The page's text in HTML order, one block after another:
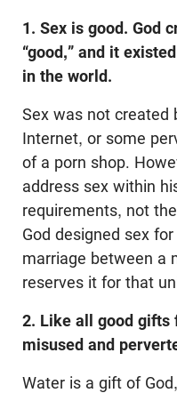
1. Sex is good. God
“good,” and it
in the world.
Sex was not created
Internet, or some
of a porn shop.
address sex within
requirements, not the
God designed sex
marriage between a
reserves it for that
2. Like all good gifts
misused and
Water is a gift of